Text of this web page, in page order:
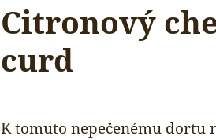
Citronový
curd
K tomuto nepečenému dortu